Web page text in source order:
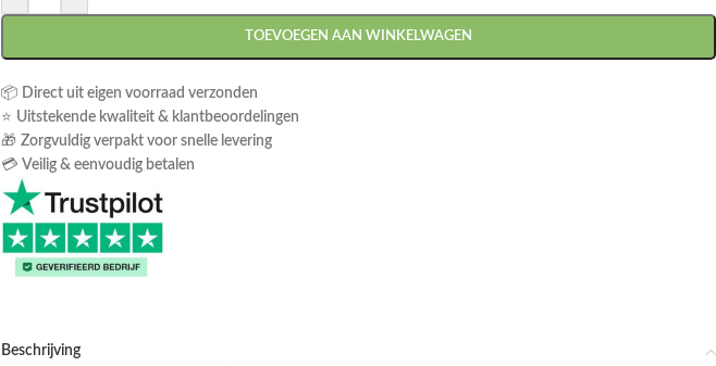
TOEVOEGEN AAN WINKELWAGEN
📦 Direct uit eigen voorraad verzonden
⭐ Uitstekende kwaliteit & klantbeoordelingen
🎁 Zorgvuldig verpakt voor snelle levering
💳 Veilig & eenvoudig betalen
Beschrijving